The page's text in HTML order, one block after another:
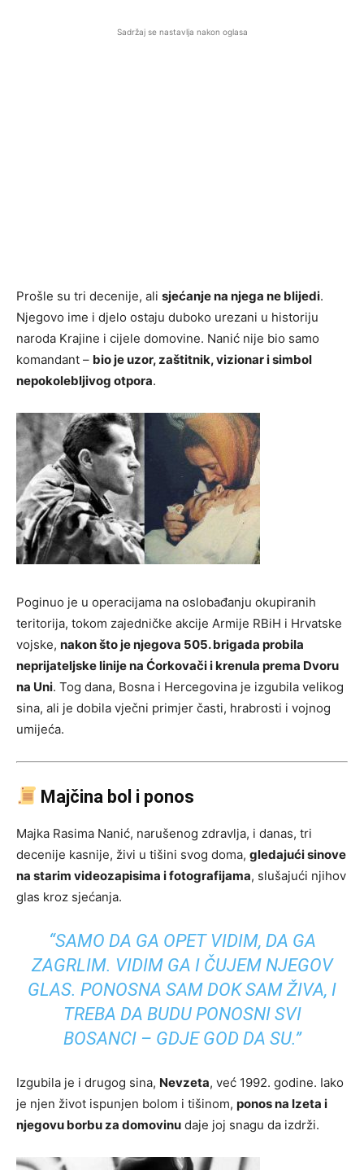
Sadržaj se nastavlja nakon oglasa
Prošle su tri decenije, ali sjećanje na njega ne blijedi.
Njegovo ime i djelo ostaju duboko urezani u historiju
naroda Krajine i cijele domovine. Nanić nije bio samo
komandant – bio je uzor, zaštitnik, vizionar i simbol
nepokolebljivog otpora.
Poginuo je u operacijama na oslobađanju okupiranih
teritorija, tokom zajedničke akcije Armije RBiH i Hrvatske
vojske, nakon što je njegova 505. brigada probila
neprijateljske linije na Ćorkovači i krenula prema Dvoru
na Uni. Tog dana, Bosna i Hercegovina je izgubila velikog
sina, ali je dobila vječni primjer časti, hrabrosti i vojnog
umijeća.
Majčina bol i ponos
Majka Rasima Nanić, narušenog zdravlja, i danas, tri
decenije kasnije, živi u tišini svog doma, gledajući sinove
na starim videozapisima i fotografijama, slušajući njihov
glas kroz sjećanja.
“SAMO DA GA OPET VIDIM, DA GA
ZAGRLIM. VIDIM GA I ČUJEM NJEGOV
GLAS. PONOSNA SAM DOK SAM ŽIVA, I
TREBA DA BUDU PONOSNI SVI
BOSANCI – GDJE GOD DA SU.”
Izgubila je i drugog sina, Nevzeta, već 1992. godine. Iako
je njen život ispunjen bolom i tišinom, ponos na Izeta i
njegovu borbu za domovinu daje joj snagu da izdrži.